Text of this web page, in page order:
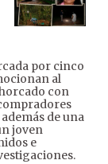
por cinco
al
con
de una
joven
e